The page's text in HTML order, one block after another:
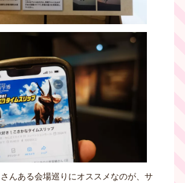
んある会場巡りにオススメなのが、サ